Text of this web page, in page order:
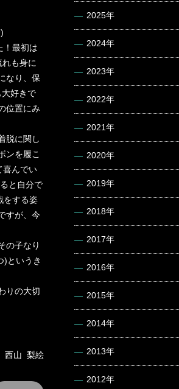
！最初は
も身に
なり、保
好きで
位置にみ
脱に関し
ンを履こ
喜んでい
と自分で
をする姿
すが、今
の子なり
)というき
りの大切
西山 梨絵
2025年
2024年
2023年
2022年
2021年
2020年
2019年
2018年
2017年
2016年
2015年
2014年
2013年
2012年